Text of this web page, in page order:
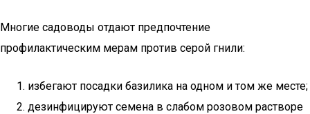
Многие садоводы отдают предпочтение
профилактическим мерам против серой гнили:
избегают посадки базилика на одном и том же месте;
дезинфицируют семена в слабом розовом растворе